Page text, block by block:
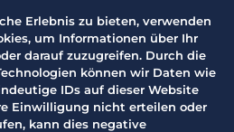
Erlebnis zu bieten, verwenden
um Informationen über Ihr
darauf zuzugreifen. Durch die
können wir Daten wie
IDs auf dieser Website
Einwilligung nicht erteilen oder
kann dies negative